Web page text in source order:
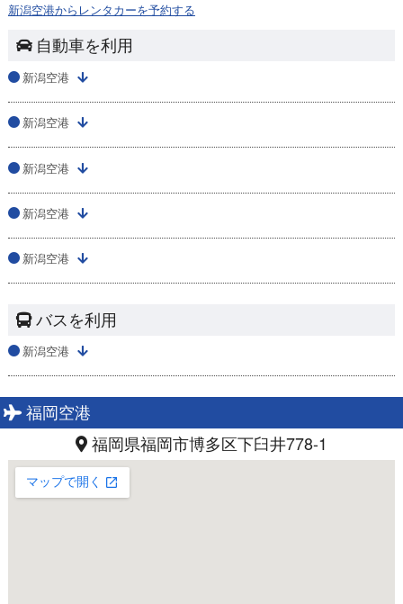
新潟空港からレンタカーを予約する
自動車を利用
新潟空港
新潟空港
新潟空港
新潟空港
新潟空港
バスを利用
新潟空港
福岡空港
福岡県福岡市博多区下臼井778-1